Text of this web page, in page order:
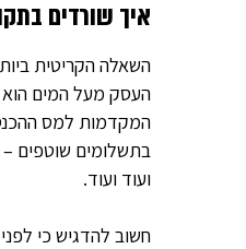
איך שורדים
השאלה הקריטית
העסק מעל המים
המקדמות למס
בתשלומים שוטפים
ועוד ועוד.
חשוב להדגיש כי